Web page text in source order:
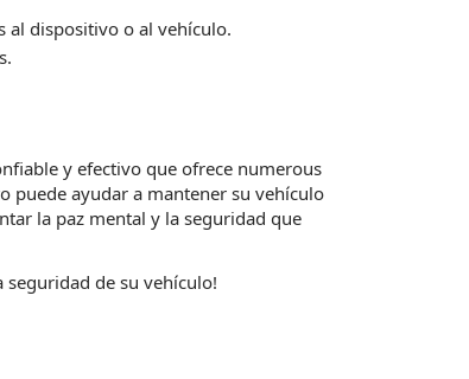
al dispositivo o al vehículo.
y efectivo que ofrece numerous
puede ayudar a mantener su vehículo
la paz mental y la seguridad que
seguridad de su vehículo!